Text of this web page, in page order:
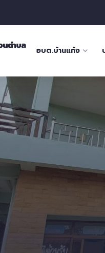
อบต.บ้านแก้ง